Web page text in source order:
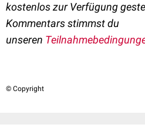
kostenlos zur Verfügung
Kommentars stimmst du
unseren
© Copyright